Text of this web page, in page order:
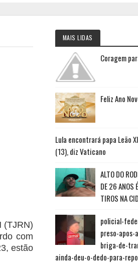
(TJRN)
com
estão
MAIS LIDAS
Coragem
Feliz Ano
Lula encontrará papa Leão
(13), diz Vaticano
ALTO DO
DE 26 ANOS
TIROS NA
policial-
preso-
briga-de-
ainda-deu-o-dedo-para-